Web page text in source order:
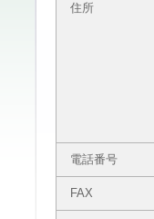
住所
電話番号
FAX